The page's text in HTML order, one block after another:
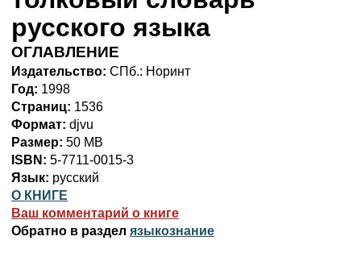
русского языка
ОГЛАВЛЕНИЕ
Издательство: СПб.: Норинт
Год: 1998
Страниц: 1536
Формат: djvu
Размер: 50 MB
ISBN: 5-7711-0015-3
Язык: русский
О КНИГЕ
Ваш комментарий о книге
Обратно в раздел языкознание